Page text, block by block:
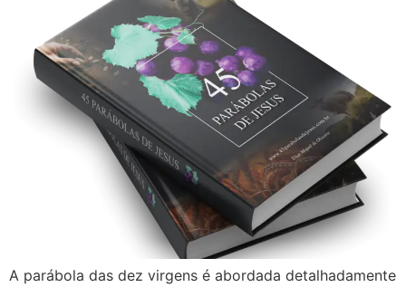
A parábola das dez virgens é abordada detalhadamente